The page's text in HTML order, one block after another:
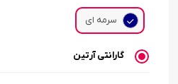
سرمه ای
گارانتی آرتین